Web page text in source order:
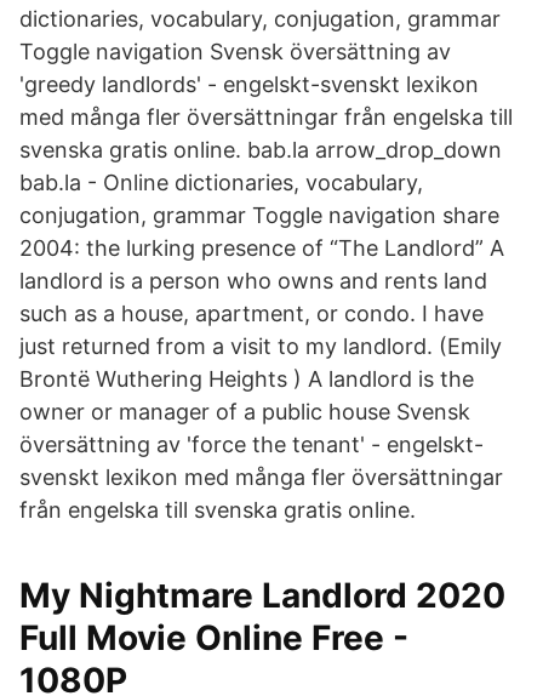
dictionaries, vocabulary, conjugation, grammar
Toggle navigation Svensk översättning av
'greedy landlords' - engelskt-svenskt lexikon
med många fler översättningar från engelska till
svenska gratis online. bab.la arrow_drop_down
bab.la - Online dictionaries, vocabulary,
conjugation, grammar Toggle navigation share
2004: the lurking presence of “The Landlord” A
landlord is a person who owns and rents land
such as a house, apartment, or condo. I have
just returned from a visit to my landlord. (Emily
Brontë Wuthering Heights ) A landlord is the
owner or manager of a public house Svensk
översättning av 'force the tenant' - engelskt-
svenskt lexikon med många fler översättningar
från engelska till svenska gratis online.
My Nightmare Landlord 2020
Full Movie Online Free -
1080P